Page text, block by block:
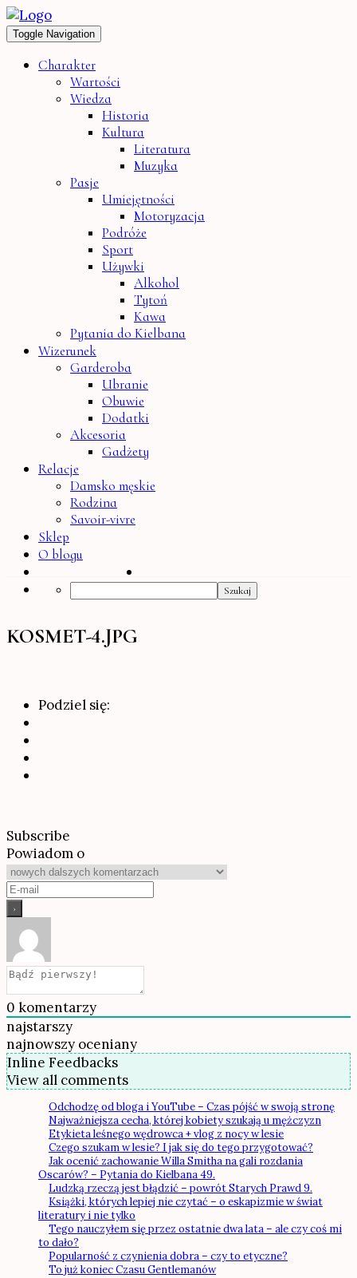
Toggle Navigation
Charakter
Wartości
Wiedza
Historia
Kultura
Literatura
Muzyka
Pasje
Umiejętności
Motoryzacja
Podróże
Sport
Używki
Alkohol
Tytoń
Kawa
Pytania do Kielbana
Wizerunek
Garderoba
Ubranie
Obuwie
Dodatki
Akcesoria
Gadżety
Relacje
Damsko męskie
Rodzina
Savoir-vivre
Sklep
O blogu
KOSMET-4.JPG
Podziel się:
Subscribe
Powiadom o
0 komentarzy
najstarszy
najnowszy oceniany
Inline Feedbacks
View all comments
Odchodzę od bloga i YouTube – Czas pójść w swoją stronę
Najważniejsza cecha, której kobiety szukają u mężczyzn
Etykieta leśnego wędrowca + vlog z nocy w lesie
Czego szukam w lesie? I jak się do tego przygotować?
Jak ocenić zachowanie Willa Smitha na gali rozdania
Oscarów? – Pytania do Kielbana 49.
Ludzką rzeczą jest błądzić – powrót Starych Prawd 9.
Książki, których lepiej nie czytać – o eskapizmie w świat
literatury i nie tylko
Tego nauczyłem się przez ostatnie dwa lata – ale czy coś mi
to dało?
Popularność z czynienia dobra – czy to etyczne?
To już koniec Czasu Gentlemanów